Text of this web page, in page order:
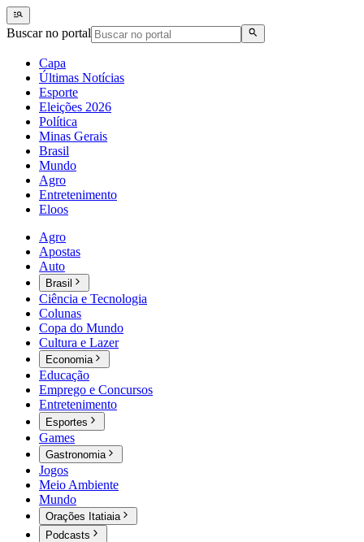
Buscar no portal
Capa
Últimas Notícias
Esporte
Eleições 2026
Política
Minas Gerais
Brasil
Mundo
Agro
Entretenimento
Eloos
Agro
Apostas
Auto
Brasil
Ciência e Tecnologia
Colunas
Copa do Mundo
Cultura e Lazer
Economia
Educação
Emprego e Concursos
Entretenimento
Esportes
Games
Gastronomia
Jogos
Meio Ambiente
Mundo
Orações Itatiaia
Podcasts